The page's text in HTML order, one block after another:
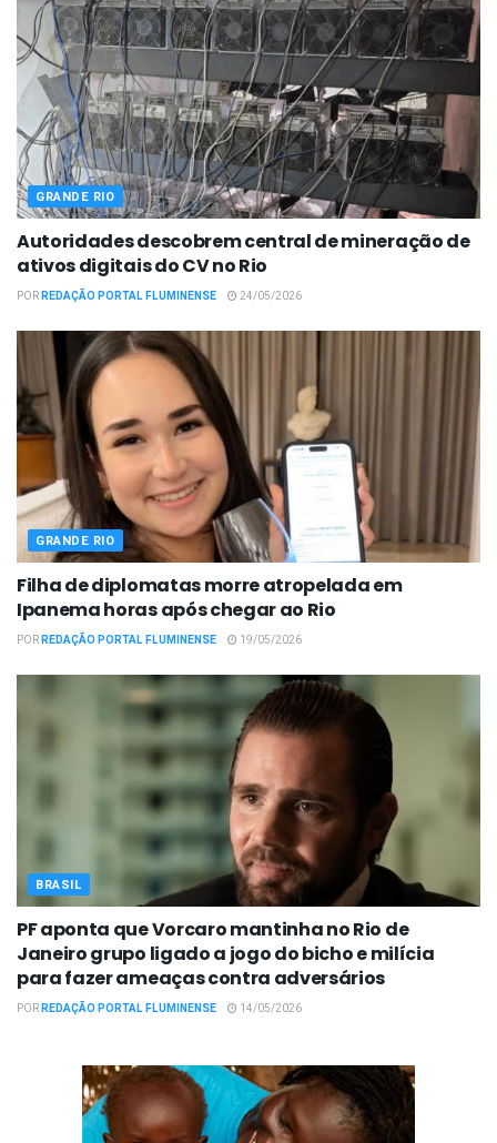
GRANDE RIO
Autoridades descobrem central de mineração de
ativos digitais do CV no Rio
PORREDAÇÃO PORTAL FLUMINENSE 24/05/2026
GRANDE RIO
Filha de diplomatas morre atropelada em
Ipanema horas após chegar ao Rio
PORREDAÇÃO PORTAL FLUMINENSE 19/05/2026
BRASIL
PF aponta que Vorcaro mantinha no Rio de
Janeiro grupo ligado a jogo do bicho e milícia
para fazer ameaças contra adversários
PORREDAÇÃO PORTAL FLUMINENSE 14/05/2026